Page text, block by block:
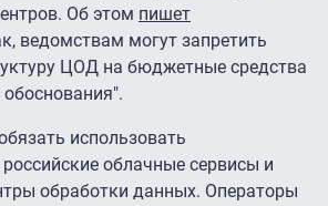
Об этом пишет
ведомствам могут запретить
ЦОД на бюджетные средства
использовать
облачные сервисы и
обработки данных. Операторы